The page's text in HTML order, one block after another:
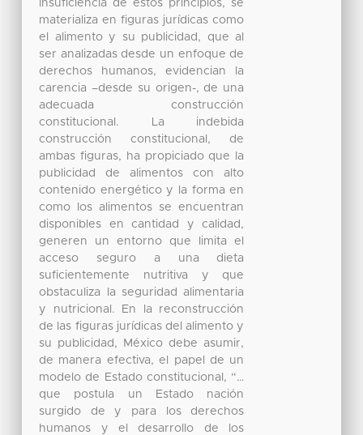
insuficiencia de estos principios, se
materializa en figuras jurídicas como
el alimento y su publicidad, que al
ser analizadas desde un enfoque de
derechos humanos, evidencian la
carencia –desde su origen-, de una
adecuada construcción
constitucional. La indebida
construcción constitucional, de
ambas figuras, ha propiciado que la
publicidad de alimentos con alto
contenido energético y la forma en
como los alimentos se encuentran
disponibles en cantidad y calidad,
generen un entorno que limita el
acceso seguro a una dieta
suficientemente nutritiva y que
obstaculiza la seguridad alimentaria
y nutricional. En la reconstrucción
de las figuras jurídicas del alimento y
su publicidad, México debe asumir,
de manera efectiva, el papel de un
modelo de Estado constitucional, “…
que postula un Estado nación
surgido de y para los derechos
humanos y el desarrollo de los